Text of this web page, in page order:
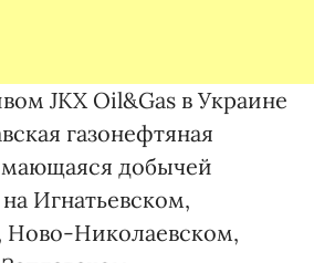
JKX Oil&Gas в Украине
газонефтяная
добычей
Игнатьевском,
Ново-Николаевском,